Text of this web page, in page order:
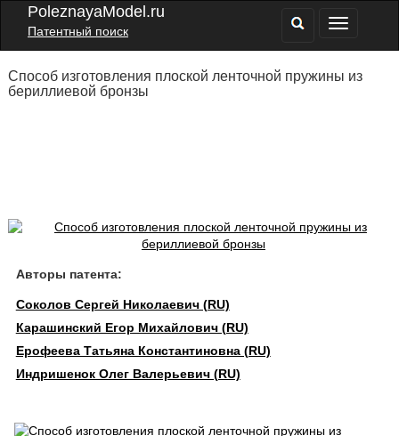
PoleznayaModel.ru
Патентный поиск
Способ изготовления плоской ленточной пружины из
бериллиевой бронзы
Авторы патента:
Соколов Сергей Николаевич (RU)
Карашинский Егор Михайлович (RU)
Ерофеева Татьяна Константиновна (RU)
Индришенок Олег Валерьевич (RU)